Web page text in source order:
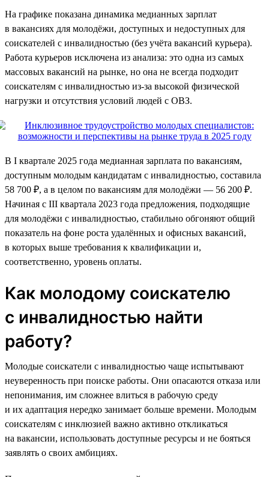
На графике показана динамика медианных зарплат
в вакансиях для молодёжи, доступных и недоступных для
соискателей с инвалидностью (без учёта вакансий курьера).
Работа курьеров исключена из анализа: это одна из самых
массовых вакансий на рынке, но она не всегда подходит
соискателям с инвалидностью из-за высокой физической
нагрузки и отсутствия условий людей с ОВЗ.
В I квартале 2025 года медианная зарплата по вакансиям,
доступным молодым кандидатам с инвалидностью, составила
58 700 ₽, а в целом по вакансиям для молодёжи — 56 200 ₽.
Начиная с III квартала 2023 года предложения, подходящие
для молодёжи с инвалидностью, стабильно обгоняют общий
показатель на фоне роста удалённых и офисных вакансий,
в которых выше требования к квалификации и,
соответственно, уровень оплаты.
Как молодому соискателю
с инвалидностью найти
работу?
Молодые соискатели с инвалидностью чаще испытывают
неуверенность при поиске работы. Они опасаются отказа или
непонимания, им сложнее влиться в рабочую среду
и их адаптация нередко занимает больше времени. Молодым
соискателям с инклюзией важно активно откликаться
на вакансии, использовать доступные ресурсы и не бояться
заявлять о своих амбициях.